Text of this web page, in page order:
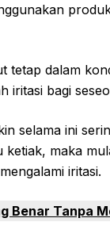
dalam
iritasi bagi
selama ini
maka
iritasi.
Benar Tanpa